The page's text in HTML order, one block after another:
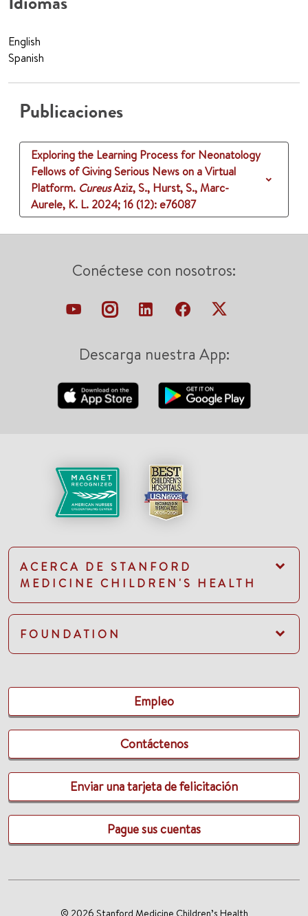
English
Spanish
Publicaciones
Exploring the Learning Process for Neonatology
Fellows of Giving Serious News on a Virtual
Platform. CureusAziz, S., Hurst, S., Marc-
Aurele, K. L. 2024; 16 (12): e76087
Conéctese con nosotros:
Descarga nuestra App:
ACERCA DE STANFORD
MEDICINE CHILDREN'S HEALTH
FOUNDATION
Empleo
Contáctenos
Enviar una tarjeta de felicitación
Pague sus cuentas